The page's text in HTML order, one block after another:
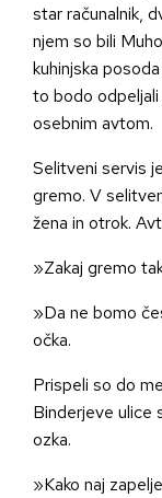
star računalnik,
njem so bili
kuhinjska
to bodo odpeljali
osebnim avtom.
Selitveni servis
gremo. V
žena in otrok.
»Zakaj gremo
»Da ne bomo
očka.
Prispeli so do
Binderjeve ulice
ozka.
»Kako naj